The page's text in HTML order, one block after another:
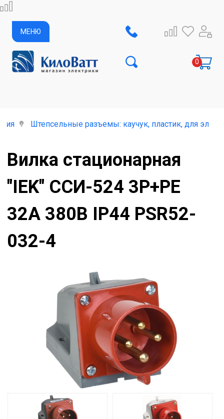
МЕНЮ
Штепсельные разъемы: каучук, пластик, для
Вилка стационарная
"IEK" ССИ-524 3P+PE
32A 380В IP44 PSR52-
032-4